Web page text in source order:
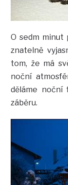
O sedm minut
znatelně
tom, že má
noční
děláme
záběru.